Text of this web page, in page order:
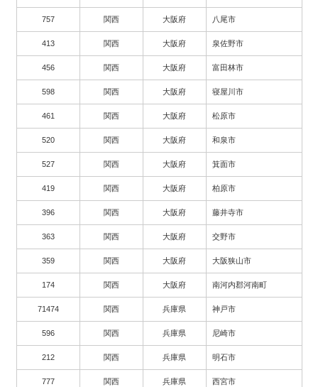
757 関西 大阪府 八尾市
413 関西 大阪府 泉佐野市
456 関西 大阪府 富田林市
598 関西 大阪府 寝屋川市
461 関西 大阪府 松原市
520 関西 大阪府 和泉市
527 関西 大阪府 箕面市
419 関西 大阪府 柏原市
396 関西 大阪府 藤井寺市
363 関西 大阪府 交野市
359 関西 大阪府 大阪狭山市
174 関西 大阪府 南河内郡河南町
71474 関西 兵庫県 神戸市
596 関西 兵庫県 尼崎市
212 関西 兵庫県 明石市
777 関西 兵庫県 西宮市